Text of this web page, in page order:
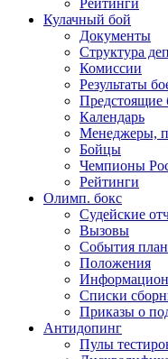
Рейтинги
Кулачный бой
Документы
Структура
Комиссии
Результаты
Предстоящие
Календарь
Менеджеры,
Бойцы
Чемпионы
Рейтинги
Олимп. бокс
Судейские
Вызовы
События
Положения
Списки
Приказы о
Антидопинг
Пулы